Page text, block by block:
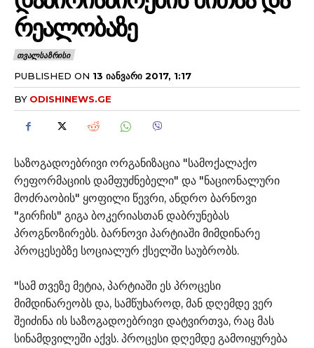
ᲠᲔᲐᲚᲝᲑᲐᲖᲔ
ᲗᲕᲐᲚᲡᲐᲖᲠᲘᲡᲘ
PUBLISHED ON 13 ᲘᲐᲜᲕᲐᲠᲘ 2017, 1:17
BY ODISHINEWS.GE
საზოგადოებრივი ორგანიზაცია "სამოქალაქო
რეფორმაციის დამფუძნებელი" და "ნაციონალური
მოძრაობის" ყოფილი წევრი, ანდრო ბარნოვი
"გირჩის" გიგა ბოკერიასთან დაბრუნებას
პროგნოზირებს. ბარნოვი პარტიაში მიმდინარე
პროცესებზე სოციალურ ქსელში საუბრობს.
"სამ თვეზე მეტია, პარტიაში ეს პროცესი
მიმდინარეობს და, სამწუხაროდ, მან დღემდე ვერ
შეიძინა ის საზოგადოებრივი დატვირთვა, რაც მას
სინამდვილეში აქვს. პროცესი დღემდე გამოიყურება